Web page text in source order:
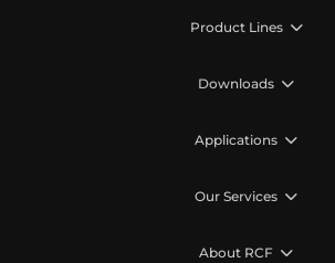
Product Lines
Downloads
Applications
Our Services
About RCF